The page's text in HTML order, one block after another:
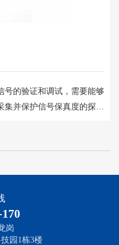
号的验证和调试，需要能够
集并保护信号保真度的探测
辑分析仪探头解决方案。
岗
园1栋3楼